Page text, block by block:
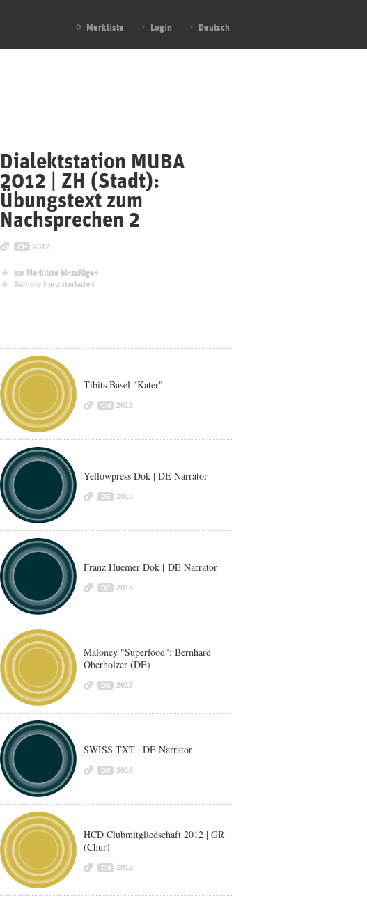
0 Merkliste Login Deutsch
Dialektstation MUBA
2012 | ZH (Stadt):
Übungstext zum
Nachsprechen 2
CH 2012
zur Merkliste hinzufügen
Sample herunterladen
Tibits Basel "Kater"
CH 2018
Yellowpress Dok | DE Narrator
DE 2018
Franz Huemer Dok | DE Narrator
DE 2018
Maloney "Superfood": Bernhard
Oberholzer (DE)
DE 2017
SWISS TXT | DE Narrator
DE 2016
HCD Clubmitgliedschaft 2012 | GR
(Chur)
CH 2012